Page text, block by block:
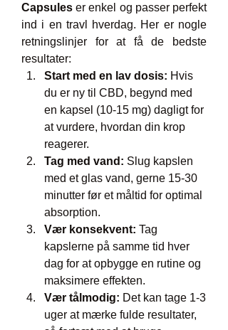
Capsules er enkel og passer perfekt
ind i en travl hverdag. Her er nogle
retningslinjer for at få de bedste
resultater:
Start med en lav dosis: Hvis
du er ny til CBD, begynd med
en kapsel (10-15 mg) dagligt for
at vurdere, hvordan din krop
reagerer.
Tag med vand: Slug kapslen
med et glas vand, gerne 15-30
minutter før et måltid for optimal
absorption.
Vær konsekvent: Tag
kapslerne på samme tid hver
dag for at opbygge en rutine og
maksimere effekten.
Vær tålmodig: Det kan tage 1-3
uger at mærke fulde resultater,